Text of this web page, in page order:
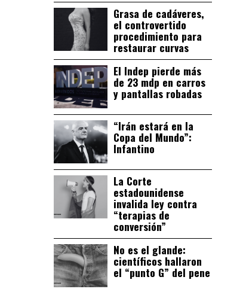
Grasa de cadáveres,
el controvertido
procedimiento para
restaurar curvas
El Indep pierde más
de 23 mdp en carros
y pantallas robadas
“Irán estará en la
Copa del Mundo”:
Infantino
La Corte
estadounidense
invalida ley contra
“terapias de
conversión”
No es el glande:
científicos hallaron
el “punto G” del pene